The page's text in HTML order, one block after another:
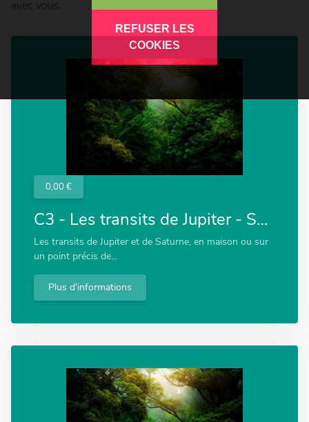
avec vous.
0,00 €
C3 - Les transits de Jupiter - Saturne
Les transits de Jupiter et de Saturne, en maison ou sur
un point précis de...
Plus d'informations
REFUSER LES
COOKIES